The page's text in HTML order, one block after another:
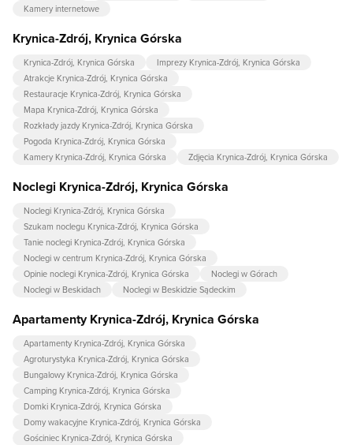
Kamery internetowe
Krynica-Zdrój, Krynica Górska
Krynica-Zdrój, Krynica Górska
Imprezy Krynica-Zdrój, Krynica Górska
Atrakcje Krynica-Zdrój, Krynica Górska
Restauracje Krynica-Zdrój, Krynica Górska
Mapa Krynica-Zdrój, Krynica Górska
Rozkłady jazdy Krynica-Zdrój, Krynica Górska
Pogoda Krynica-Zdrój, Krynica Górska
Kamery Krynica-Zdrój, Krynica Górska
Zdjęcia Krynica-Zdrój, Krynica Górska
Noclegi Krynica-Zdrój, Krynica Górska
Noclegi Krynica-Zdrój, Krynica Górska
Szukam noclegu Krynica-Zdrój, Krynica Górska
Tanie noclegi Krynica-Zdrój, Krynica Górska
Noclegi w centrum Krynica-Zdrój, Krynica Górska
Opinie noclegi Krynica-Zdrój, Krynica Górska
Noclegi w Górach
Noclegi w Beskidach
Noclegi w Beskidzie Sądeckim
Apartamenty Krynica-Zdrój, Krynica Górska
Apartamenty Krynica-Zdrój, Krynica Górska
Agroturystyka Krynica-Zdrój, Krynica Górska
Bungalowy Krynica-Zdrój, Krynica Górska
Camping Krynica-Zdrój, Krynica Górska
Domki Krynica-Zdrój, Krynica Górska
Domy wakacyjne Krynica-Zdrój, Krynica Górska
Gościniec Krynica-Zdrój, Krynica Górska